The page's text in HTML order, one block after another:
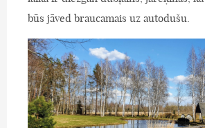
būs jāved braucamais uz autodušu.